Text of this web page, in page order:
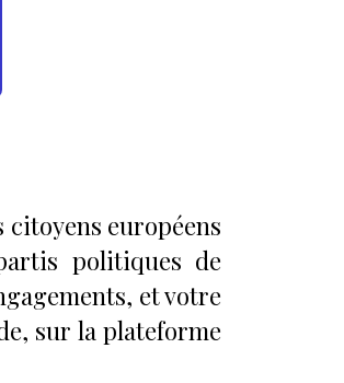
citoyens européens
politiques de
et votre
sur la plateforme